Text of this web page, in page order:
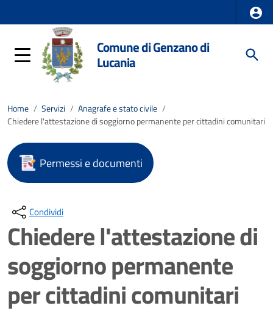
Comune di Genzano di
Lucania
Home / Servizi / Anagrafe e stato civile /
Chiedere l'attestazione di soggiorno permanente per cittadini comunitari
Permessi e documenti
Condividi
Chiedere l'attestazione di
soggiorno permanente
per cittadini comunitari